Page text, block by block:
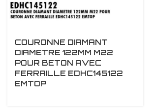
COURONNE DIAMANT
DIAMETRE 122MM M22
POUR BETON AVEC
FERRAILLE EDHC145122
EMTOP